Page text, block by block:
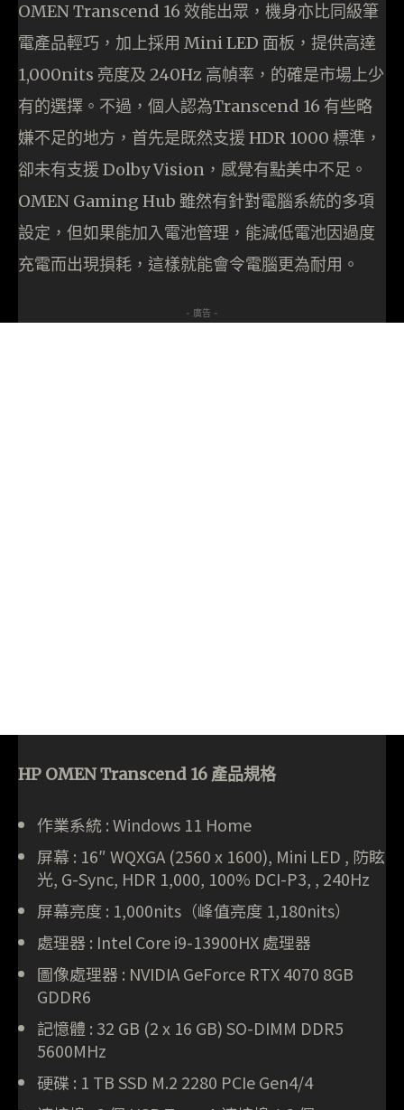
OMEN Transcend 16 效能出眾，機身亦比同級筆
電產品輕巧，加上採用 Mini LED 面板，提供高達
1,000nits 亮度及 240Hz 高幀率，的確是市場上少
有的選擇。不過，個人認為Transcend 16 有些略
嫌不足的地方，首先是既然支援 HDR 1000 標準，
卻未有支援 Dolby Vision，感覺有點美中不足。
OMEN Gaming Hub 雖然有針對電腦系統的多項
設定，但如果能加入電池管理，能減低電池因過度
充電而出現損耗，這樣就能會令電腦更為耐用。
- 廣告 -
HP OMEN Transcend 16 產品規格
作業系統 : Windows 11 Home
屏幕 : 16″ WQXGA (2560 x 1600), Mini LED , 防眩
光, G-Sync, HDR 1,000, 100% DCI-P3, , 240Hz
屏幕亮度 : 1,000nits（峰值亮度 1,180nits）
處理器 : Intel Core i9-13900HX 處理器
圖像處理器 : NVIDIA GeForce RTX 4070 8GB
GDDR6
記憶體 : 32 GB (2 x 16 GB) SO-DIMM DDR5
5600MHz
硬碟 : 1 TB SSD M.2 2280 PCIe Gen4/4